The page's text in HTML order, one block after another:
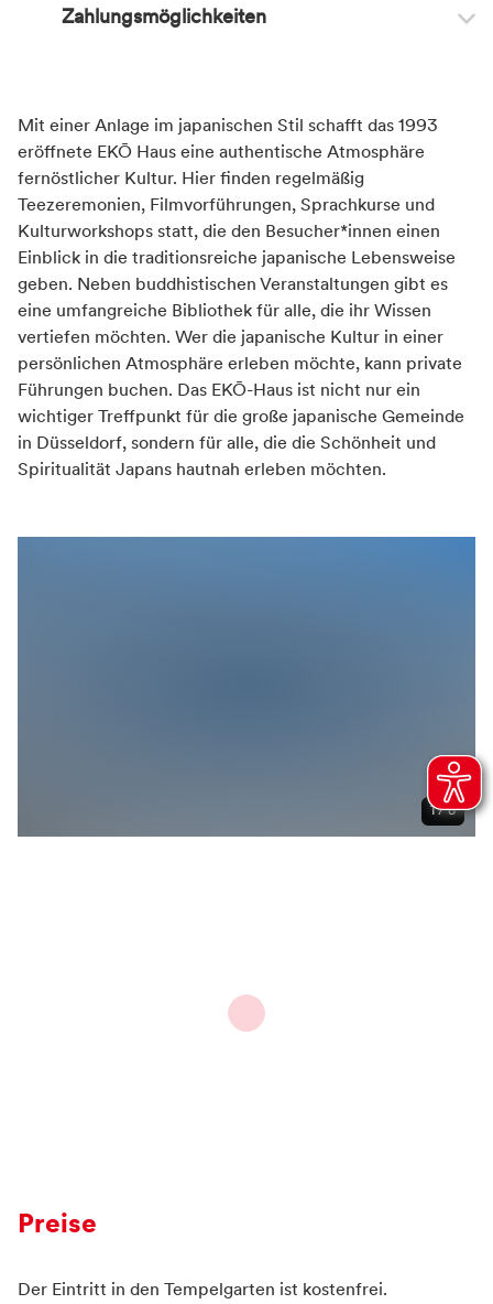
Zahlungsmöglichkeiten
Barzahlung
Mit einer Anlage im japanischen Stil schafft das 1993
eröffnete EKŌ Haus eine authentische Atmosphäre
fernöstlicher Kultur. Hier finden regelmäßig
Teezeremonien, Filmvorführungen, Sprachkurse und
Kulturworkshops statt, die den Besucher*innen einen
Einblick in die traditionsreiche japanische Lebensweise
geben. Neben buddhistischen Veranstaltungen gibt es
eine umfangreiche Bibliothek für alle, die ihr Wissen
vertiefen möchten. Wer die japanische Kultur in einer
persönlichen Atmosphäre erleben möchte, kann private
Führungen buchen. Das EKŌ-Haus ist nicht nur ein
wichtiger Treffpunkt für die große japanische Gemeinde
in Düsseldorf, sondern für alle, die die Schönheit und
Spiritualität Japans hautnah erleben möchten.
1 / 8
Preise
Der Eintritt in den Tempelgarten ist kostenfrei.